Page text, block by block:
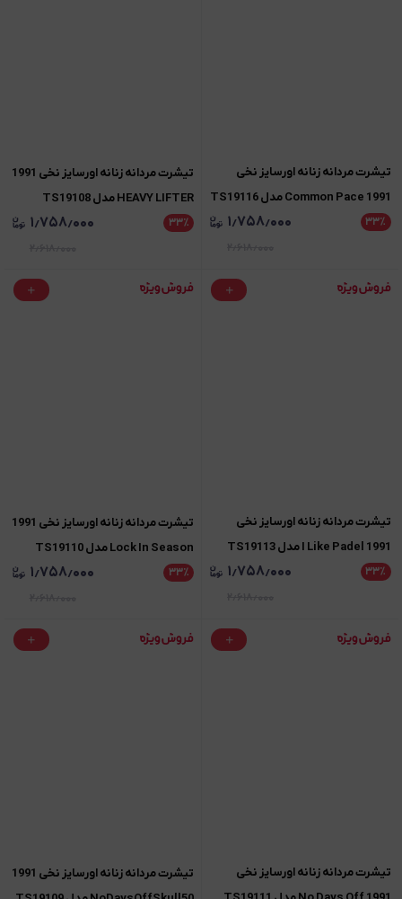
تیشرت مردانه زنانه اورسایز نخی
1991 Common Pace مدل TS19116
۳۳٪ ۱٫۷۵۸٫۰۰۰
تیشرت مردانه زنانه اورسایز نخی 1991
HEAVY LIFTER مدل TS19108
۳۳٪ ۱٫۷۵۸٫۰۰۰
تیشرت مردانه زنانه اورسایز نخی
1991 I Like Padel مدل TS19113
۳۳٪ ۱٫۷۵۸٫۰۰۰
تیشرت مردانه زنانه اورسایز نخی 1991
Lock In Season مدل TS19110
۳۳٪ ۱٫۷۵۸٫۰۰۰
تیشرت مردانه زنانه اورسایز نخی
تیشرت مردانه زنانه اورسایز نخی 1991